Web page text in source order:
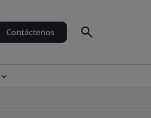
Contáctenos